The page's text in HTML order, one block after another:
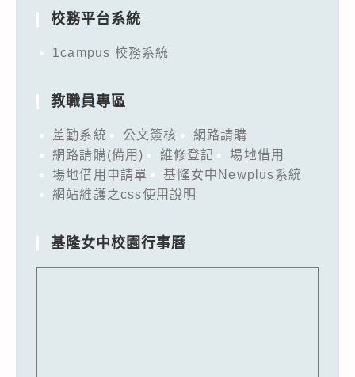
校務平台系統
1campus 校務系統
教職員專區
差勤系統 公文簽核
網路請購
網路請購(備用)
維修登記
場地借用
場地借用申請單
基隆女中Newplus系統
網站維護之css使用說明
基隆女中校園行事曆